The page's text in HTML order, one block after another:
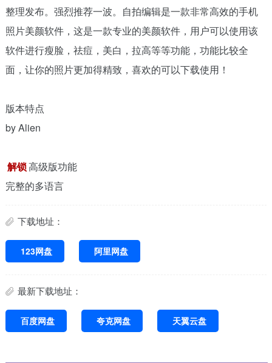
整理发布。强烈推荐一波。自拍编辑是一款非常高效的手机
照片美颜软件，这是一款专业的美颜软件，用户可以使用该
软件进行瘦脸，祛痘，美白，拉高等等功能，功能比较全
面，让你的照片更加得精致，喜欢的可以下载使用！
版本特点
by Alien
解锁高级版功能
完整的多语言
下载地址：
123网盘 阿里网盘
最新下载地址：
百度网盘 夸克网盘 天翼云盘